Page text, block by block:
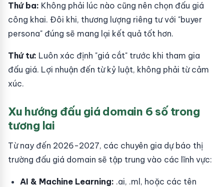
Thứ ba: Không phải lúc nào cũng nên chọn đấu giá
công khai. Đôi khi, thương lượng riêng tư với "buyer
persona" đúng sẽ mang lại kết quả tốt hơn.
Thứ tư: Luôn xác định "giá cắt" trước khi tham gia
đấu giá. Lợi nhuận đến từ kỷ luật, không phải từ cảm
xúc.
Xu hướng đấu giá domain 6 số trong
tương lai
Từ nay đến 2026-2027, các chuyên gia dự báo thị
trường đấu giá domain sẽ tập trung vào các lĩnh vực:
AI & Machine Learning: .ai, .ml, hoặc các tên